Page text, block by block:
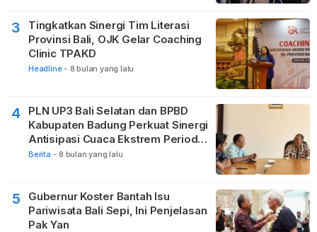
3
Tingkatkan Sinergi Tim Literasi
Provinsi Bali, OJK Gelar Coaching
Clinic TPAKD
Headline - 8 bulan yang lalu
4
PLN UP3 Bali Selatan dan BPBD
Kabupaten Badung Perkuat Sinergi
Antisipasi Cuaca Ekstrem Periode
Nataru
Berita - 8 bulan yang lalu
5
Gubernur Koster Bantah Isu
Pariwisata Bali Sepi, Ini Penjelasan
Pak Yan